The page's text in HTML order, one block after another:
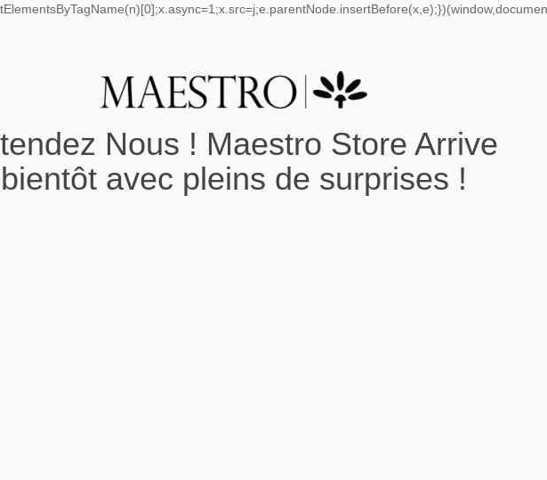
Nous ! Maestro Store Arrive
bientôt avec pleins de surprises !